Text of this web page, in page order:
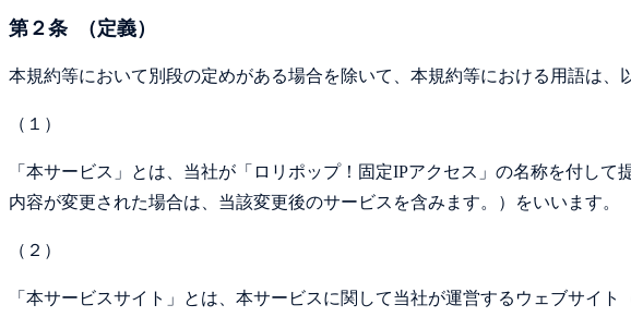
第２条 （定義）
本規約等において別段の定めがある場合を除いて、本規約等における用語は、
（１）
「本サービス」とは、当社が「ロリポップ！固定IPアクセス」の名称を付し
内容が変更された場合は、当該変更後のサービスを含みます。）をいいます。
（２）
「本サービスサイト」とは、本サービスに関して当社が運営するウェブサイ